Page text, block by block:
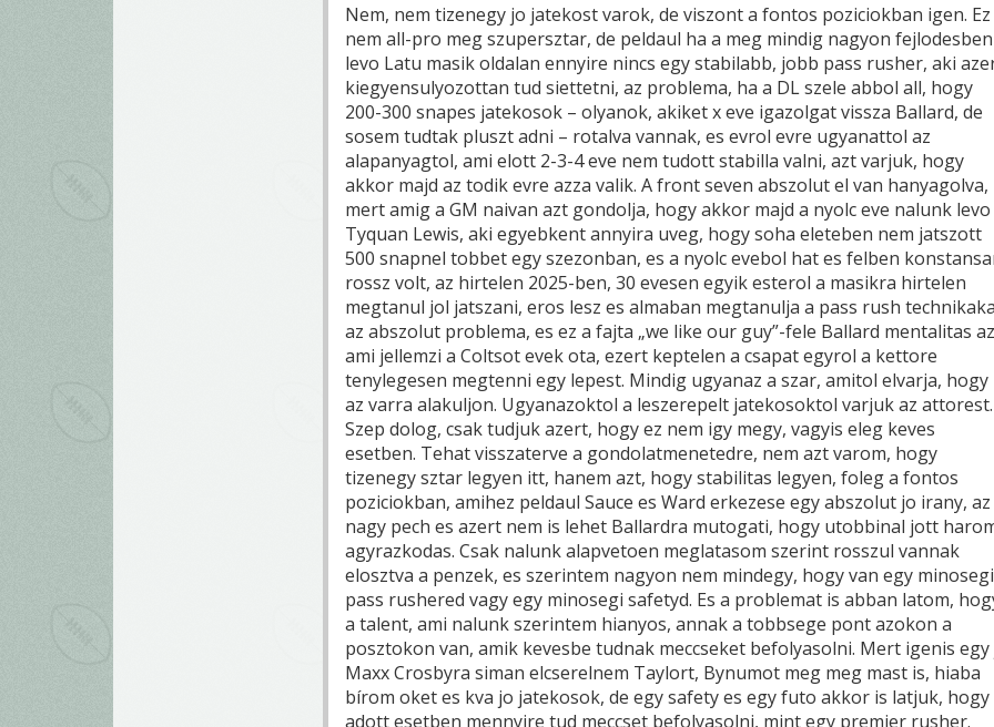
Nem, nem tizenegy jo jatekost varok, de viszont a fontos poziciokban igen. Ez
nem all-pro meg szupersztar, de peldaul ha a meg mindig nagyon fejlodesben
levo Latu masik oldalan ennyire nincs egy stabilabb, jobb pass rusher, aki
kiegyensulyozottan tud siettetni, az problema, ha a DL szele abbol all, hogy
200-300 snapes jatekosok – olyanok, akiket x eve igazolgat vissza Ballard, de
sosem tudtak pluszt adni – rotalva vannak, es evrol evre ugyanattol az
alapanyagtol, ami elott 2-3-4 eve nem tudott stabilla valni, azt varjuk, hogy
akkor majd az todik evre azza valik. A front seven abszolut el van hanyagolva,
mert amig a GM naivan azt gondolja, hogy akkor majd a nyolc eve nalunk levo
Tyquan Lewis, aki egyebkent annyira uveg, hogy soha eleteben nem jatszott
500 snapnel tobbet egy szezonban, es a nyolc evebol hat es felben
rossz volt, az hirtelen 2025-ben, 30 evesen egyik esterol a masikra hirtelen
megtanul jol jatszani, eros lesz es almaban megtanulja a pass rush
az abszolut problema, es ez a fajta „we like our guy”-fele Ballard mentalitas
ami jellemzi a Coltsot evek ota, ezert keptelen a csapat egyrol a kettore
tenylegesen megtenni egy lepest. Mindig ugyanaz a szar, amitol elvarja, hogy
az varra alakuljon. Ugyanazoktol a leszerepelt jatekosoktol varjuk az attorest.
Szep dolog, csak tudjuk azert, hogy ez nem igy megy, vagyis eleg keves
esetben. Tehat visszaterve a gondolatmenetedre, nem azt varom, hogy
tizenegy sztar legyen itt, hanem azt, hogy stabilitas legyen, foleg a fontos
poziciokban, amihez peldaul Sauce es Ward erkezese egy abszolut jo irany, az
nagy pech es azert nem is lehet Ballardra mutogati, hogy utobbinal jott
agyrazkodas. Csak nalunk alapvetoen meglatasom szerint rosszul vannak
elosztva a penzek, es szerintem nagyon nem mindegy, hogy van egy minosegi
pass rushered vagy egy minosegi safetyd. Es a problemat is abban latom,
a talent, ami nalunk szerintem hianyos, annak a tobbsege pont azokon a
posztokon van, amik kevesbe tudnak meccseket befolyasolni. Mert igenis
Maxx Crosbyra siman elcserelnem Taylort, Bynumot meg meg mast is, hiaba
bírom oket es kva jo jatekosok, de egy safety es egy futo akkor is latjuk, hogy
adott esetben mennyire tud meccset befolyasolni, mint egy premier rusher.